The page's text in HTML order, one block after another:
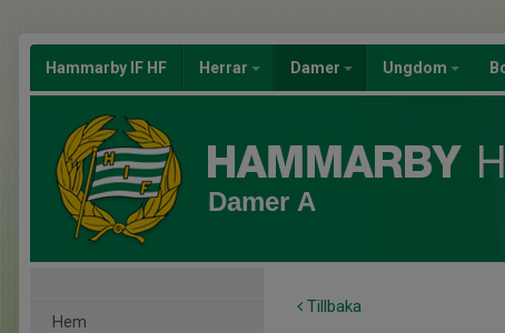
Hammarby IF HF Herrar Damer Ungdom
Damer A
Hem
Tillbaka